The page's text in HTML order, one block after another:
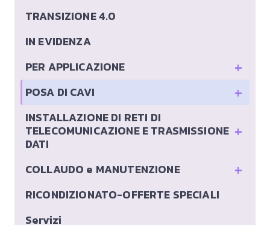
TRANSIZIONE 4.0
IN EVIDENZA
+
PER APPLICAZIONE
+
POSA DI CAVI
+
INSTALLAZIONE DI RETI DI
TELECOMUNICAZIONE E TRASMISSIONE
DATI
+
COLLAUDO e MANUTENZIONE
RICONDIZIONATO-OFFERTE SPECIALI
Servizi